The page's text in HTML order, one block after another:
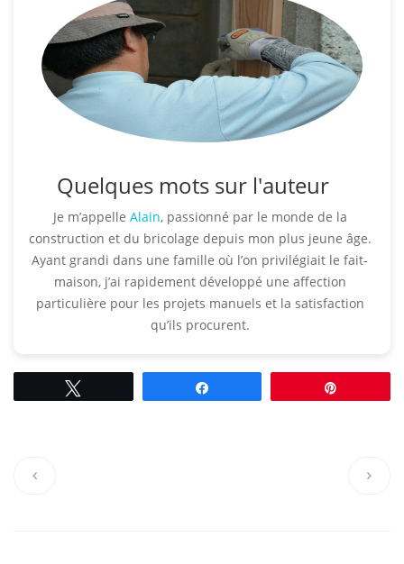
Quelques mots sur l'auteur
Je m’appelle Alain, passionné par le monde de la
construction et du bricolage depuis mon plus jeune âge.
Ayant grandi dans une famille où l’on privilégiait le fait-
maison, j’ai rapidement développé une affection
particulière pour les projets manuels et la satisfaction
qu’ils procurent.​